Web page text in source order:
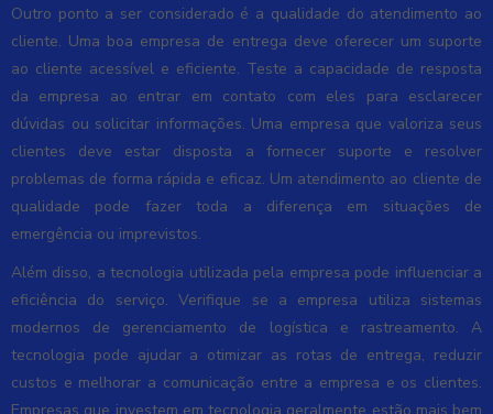
Outro ponto a ser considerado é a qualidade do atendimento ao
cliente. Uma boa empresa de entrega deve oferecer um suporte
ao cliente acessível e eficiente. Teste a capacidade de resposta
da empresa ao entrar em contato com eles para esclarecer
dúvidas ou solicitar informações. Uma empresa que valoriza seus
clientes deve estar disposta a fornecer suporte e resolver
problemas de forma rápida e eficaz. Um atendimento ao cliente de
qualidade pode fazer toda a diferença em situações de
emergência ou imprevistos.
Além disso, a tecnologia utilizada pela empresa pode influenciar a
eficiência do serviço. Verifique se a empresa utiliza sistemas
modernos de gerenciamento de logística e rastreamento. A
tecnologia pode ajudar a otimizar as rotas de entrega, reduzir
custos e melhorar a comunicação entre a empresa e os clientes.